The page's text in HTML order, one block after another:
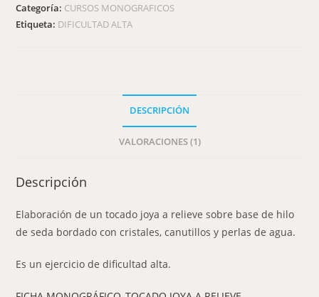
Categoría: CURSOS MONOGRAFICOS
Etiqueta: DIFICULTAD ALTA
DESCRIPCIÓN
VALORACIONES (1)
Descripción
Elaboración de un tocado joya a relieve sobre base de hilo
de seda bordado con cristales, canutillos y perlas de agua.
Es un ejercicio de dificultad alta.